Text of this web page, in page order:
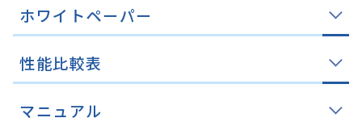
ホワイトペーパー
性能比較表
マニュアル